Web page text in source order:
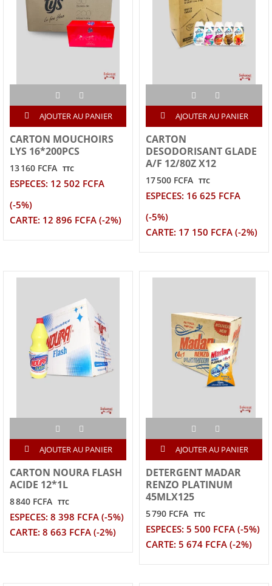
AJOUTER AU PANIER
CARTON MOUCHOIRS
LYS 16*200PCS
13 160 FCFA TTC
ESPECES: 12 502 FCFA
(-5%)
CARTE: 12 896 FCFA (-2%)
AJOUTER AU PANIER
CARTON
DESODORISANT GLADE
A/F 12/80Z X12
17 500 FCFA TTC
ESPECES: 16 625 FCFA
(-5%)
CARTE: 17 150 FCFA (-2%)
AJOUTER AU PANIER
CARTON NOURA FLASH
ACIDE 12*1L
8 840 FCFA TTC
ESPECES: 8 398 FCFA (-5%)
CARTE: 8 663 FCFA (-2%)
AJOUTER AU PANIER
DETERGENT MADAR
RENZO PLATINUM
45MLX125
5 790 FCFA TTC
ESPECES: 5 500 FCFA (-5%)
CARTE: 5 674 FCFA (-2%)